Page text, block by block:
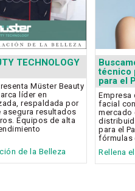
TECHNOLOGY
Müster Beauty
líder en
respaldada por
asegura resultados
Equipos de alta
de la Belleza
técnico
para el
Empresa
facial
mercado
para el
fórmulas
Rellena